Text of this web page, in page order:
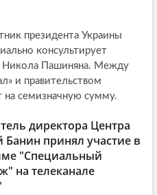
президента Украины
консультирует
Никола Пашиняна. Между
и правительством
на семизначную сумму.
директора Центра
Банин принял участие в
"Специальный
на телеканале